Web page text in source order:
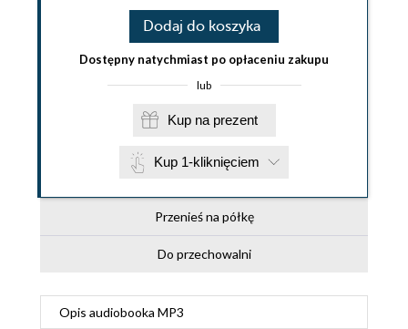
Dodaj do koszyka
Dostępny natychmiast po opłaceniu zakupu
lub
Kup na prezent
Kup 1-kliknięciem
Przenieś na półkę
Do przechowalni
Opis audiobooka MP3